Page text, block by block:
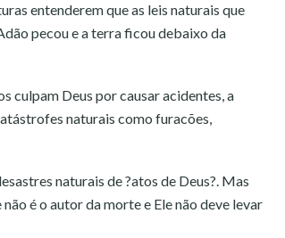
entenderem que as leis naturais que
pecou e a terra ficou debaixo da
culpam Deus por causar acidentes, a
naturais como furacões,
naturais de ?atos de Deus?. Mas
é o autor da morte e Ele não deve levar